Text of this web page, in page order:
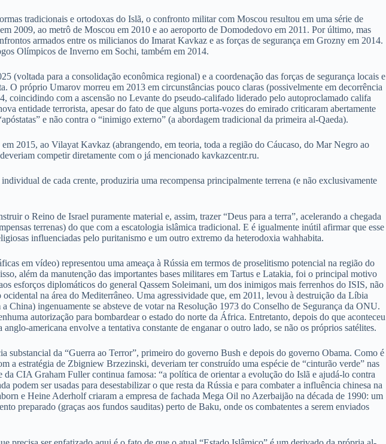
tradicionais e ortodoxas do Islã, o confronto militar com Moscou resultou em uma série de
2009, ao metrô de Moscou em 2010 e ao aeroporto de Domodedovo em 2011. Por último, mas
armados entre os milicianos do Imarat Kavkaz e as forças de segurança em Grozny em 2014.
Olímpicos de Inverno em Sochi, também em 2014.
para a consolidação econômica regional) e a coordenação das forças de segurança locais e
O próprio Umarov morreu em 2013 em circunstâncias pouco claras (possivelmente em decorrência
coincidindo com a ascensão no Levante do pseudo-califado liderado pelo autoproclamado califa
entidade terrorista, apesar do fato de que alguns porta-vozes do emirado criticaram abertamente
e não contra o “inimigo externo” (a abordagem tradicional da primeira al-Qaeda).
2015, ao Vilayat Kavkaz (abrangendo, em teoria, toda a região do Cáucaso, do Mar Negro ao
competir diretamente com o já mencionado kavkazcentr.ru.
de cada crente, produziria uma recompensa principalmente terrena (e não exclusivamente
o Reino de Israel puramente material e, assim, trazer “Deus para a terra”, acelerando a chegada
terrenas) do que com a escatologia islâmica tradicional. E é igualmente inútil afirmar que esse
influenciadas pelo puritanismo e um outro extremo da heterodoxia wahhabita.
em vídeo) representou uma ameaça à Rússia em termos de proselitismo potencial na região do
além da manutenção das importantes bases militares em Tartus e Latakia, foi o principal motivo
esforços diplomáticos do general Qassem Soleimani, um dos inimigos mais ferrenhos do ISIS, não
na área do Mediterrâneo. Uma agressividade que, em 2011, levou à destruição da Líbia
China) ingenuamente se absteve de votar na Resolução 1973 do Conselho de Segurança da ONU.
autorização para bombardear o estado do norte da África. Entretanto, depois do que aconteceu
americana envolve a tentativa constante de enganar o outro lado, se não os próprios satélites.
substancial da “Guerra ao Terror”, primeiro do governo Bush e depois do governo Obama. Como é
a estratégia de Zbigniew Brzezinski, deveriam ter construído uma espécie de “cinturão verde” nas
CIA Graham Fuller continua famosa: “a política de orientar a evolução do Islã e ajudá-lo contra
ser usadas para desestabilizar o que resta da Rússia e para combater a influência chinesa na
e Heine Aderholf criaram a empresa de fachada Mega Oil no Azerbaijão na década de 1990: um
preparado (graças aos fundos sauditas) perto de Baku, onde os combatentes a serem enviados